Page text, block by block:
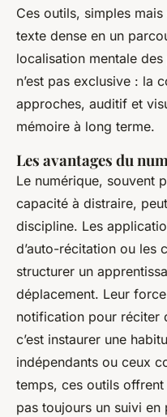
Ces outils, simples
texte dense en un
localisation mentale
n’est pas exclusive : la
approches, auditif et
mémoire à long terme.
Les avantages du
Le numérique, souvent
capacité à distraire,
discipline. Les
d’auto-récitation ou les
structurer un
déplacement. Leur
notification pour réciter
c’est instaurer une
indépendants ou ceux
temps, ces outils
pas toujours un suivi en